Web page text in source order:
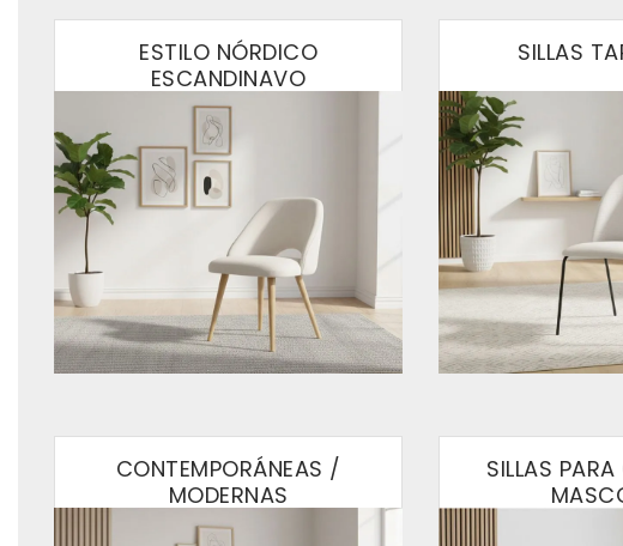
ESTILO NÓRDICO
ESCANDINAVO
SILLAS
CONTEMPORÁNEAS /
MODERNAS
SILLAS